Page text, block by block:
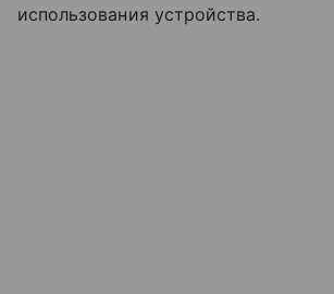
использования устройства.